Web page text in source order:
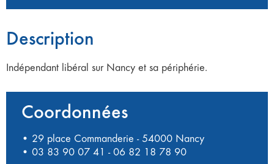
Description
Indépendant libéral sur Nancy et sa périphérie.
Coordonnées
• 29 place Commanderie - 54000 Nancy
• 03 83 90 07 41 - 06 82 18 78 90